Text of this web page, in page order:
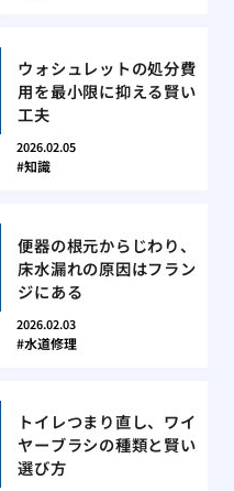
ウォシュレットの処分費
用を最小限に抑える賢い
工夫
2026.02.05
知識
便器の根元からじわり、
床水漏れの原因はフラン
ジにある
2026.02.03
水道修理
トイレつまり直し、ワイ
ヤーブラシの種類と賢い
選び方